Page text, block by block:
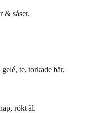
& såser.
te, torkade bär,
rökt ål.